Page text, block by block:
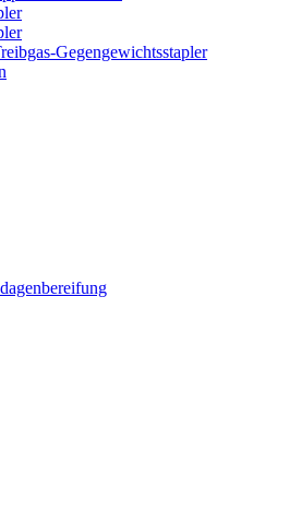
Gegengewichtsstapler